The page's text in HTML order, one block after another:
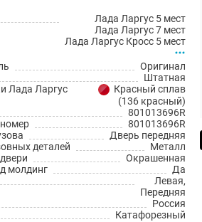
Лада Ларгус 5 мест
Лада Ларгус 7 мест
Лада Ларгус Кросс 5 мест
Оригинал
Штатная
Лада Ларгус
Красный сплав
(136 красный)
801013696R
801013696R
Дверь передняя
деталей
Металл
Окрашенная
молдинг
Да
Левая,
Передняя
Россия
Катафорезный